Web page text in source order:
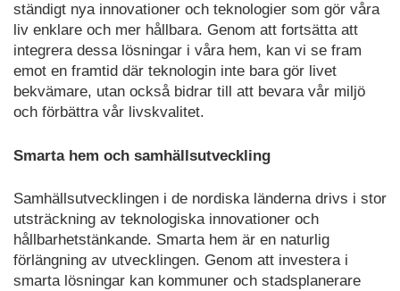
ständigt nya innovationer och teknologier som gör våra
liv enklare och mer hållbara. Genom att fortsätta att
integrera dessa lösningar i våra hem, kan vi se fram
emot en framtid där teknologin inte bara gör livet
bekvämare, utan också bidrar till att bevara vår miljö
och förbättra vår livskvalitet.
Smarta hem och samhällsutveckling
Samhällsutvecklingen i de nordiska länderna drivs i stor
utsträckning av teknologiska innovationer och
hållbarhetstänkande. Smarta hem är en naturlig
förlängning av utvecklingen. Genom att investera i
smarta lösningar kan kommuner och stadsplanerare